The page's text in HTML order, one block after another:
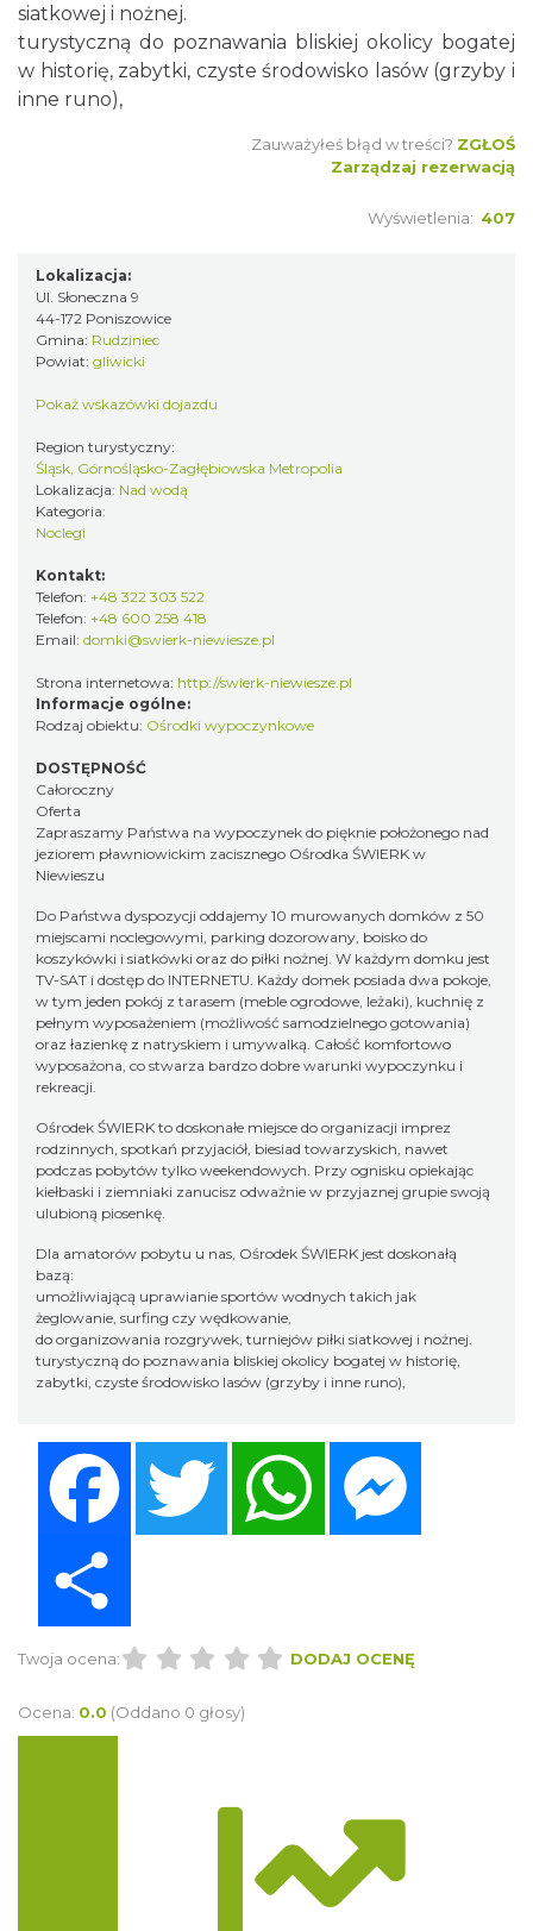
siatkowej i nożnej.
turystyczną do poznawania bliskiej okolicy bogatej
w historię, zabytki, czyste środowisko lasów (grzyby i
inne runo),
Zauważyłeś błąd w treści? ZGŁOŚ
Zarządzaj rezerwacją
Wyświetlenia: 407
Lokalizacja:
Ul. Słoneczna 9
44-172 Poniszowice
Gmina: Rudziniec
Powiat: gliwicki
Pokaż wskazówki dojazdu
Region turystyczny:
Śląsk, Górnośląsko-Zagłębiowska Metropolia
Lokalizacja: Nad wodą
Kategoria:
Noclegi
Kontakt:
Telefon: +48 322 303 522
Telefon: +48 600 258 418
Email: domki@swierk-niewiesze.pl
Strona internetowa: http://swierk-niewiesze.pl
Informacje ogólne:
Rodzaj obiektu: Ośrodki wypoczynkowe
DOSTĘPNOŚĆ
Całoroczny
Oferta
Zapraszamy Państwa na wypoczynek do pięknie położonego nad
jeziorem pławniowickim zacisznego Ośrodka ŚWIERK w
Niewieszu
Do Państwa dyspozycji oddajemy 10 murowanych domków z 50
miejscami noclegowymi, parking dozorowany, boisko do
koszykówki i siatkówki oraz do piłki nożnej. W każdym domku jest
TV-SAT i dostęp do INTERNETU. Każdy domek posiada dwa pokoje,
w tym jeden pokój z tarasem (meble ogrodowe, leżaki), kuchnię z
pełnym wyposażeniem (możliwość samodzielnego gotowania)
oraz łazienkę z natryskiem i umywalką. Całość komfortowo
wyposażona, co stwarza bardzo dobre warunki wypoczynku i
rekreacji.
Ośrodek ŚWIERK to doskonałe miejsce do organizacji imprez
rodzinnych, spotkań przyjaciół, biesiad towarzyskich, nawet
podczas pobytów tylko weekendowych. Przy ognisku opiekając
kiełbaski i ziemniaki zanucisz odważnie w przyjaznej grupie swoją
ulubioną piosenkę.
Dla amatorów pobytu u nas, Ośrodek ŚWIERK jest doskonałą
bazą:
umożliwiającą uprawianie sportów wodnych takich jak
żeglowanie, surfing czy wędkowanie,
do organizowania rozgrywek, turniejów piłki siatkowej i nożnej.
turystyczną do poznawania bliskiej okolicy bogatej w historię,
zabytki, czyste środowisko lasów (grzyby i inne runo),
Twitter WhatsApp
Twoja ocena: DODAJ OCENĘ
Ocena: 0.0 (Oddano 0 głosy)
Trasa